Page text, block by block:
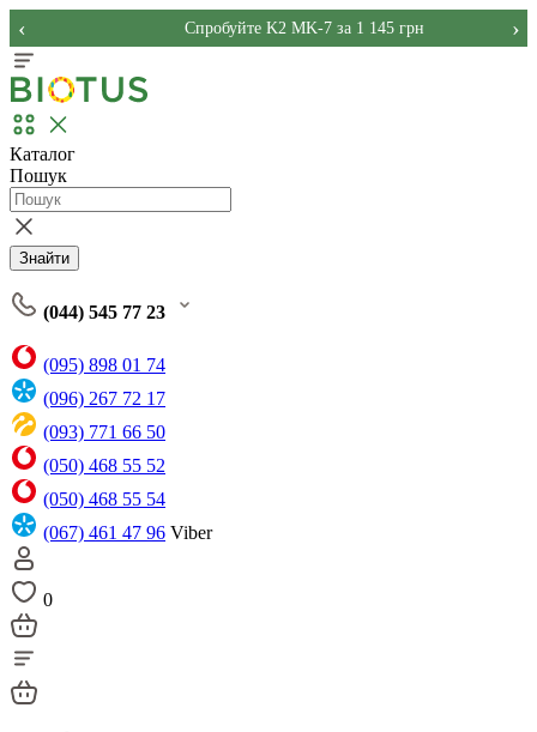
Спробуйте K2 MK-7 за 1 145 грн
‹ ›
Каталог
Пошук
Знайти
(044) 545 77 23
(095) 898 01 74
(096) 267 72 17
(093) 771 66 50
(050) 468 55 52
(050) 468 55 54
(067) 461 47 96 Viber
0